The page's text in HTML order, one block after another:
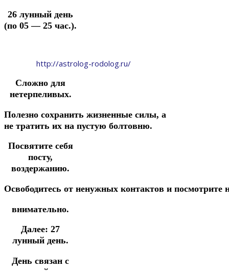
26 лунный день
(по 05 — 25 час.).
http://astrolog-rodolog.ru/
Сложно для
нетерпеливых.
Полезно сохранить жизненные силы, а
не тратить их на пустую болтовню.
Посвятите себя
посту,
воздержанию.
Освободитесь от ненужных контактов и посмотрите
внимательно.
Далее: 27
лунный день.
День связан с